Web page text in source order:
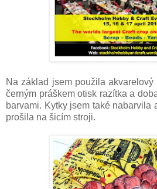
Na základ jsem použila
černým práškem otisk razítka a
barvami. Kytky jsem také nabarvila
prošila na šicím stroji.